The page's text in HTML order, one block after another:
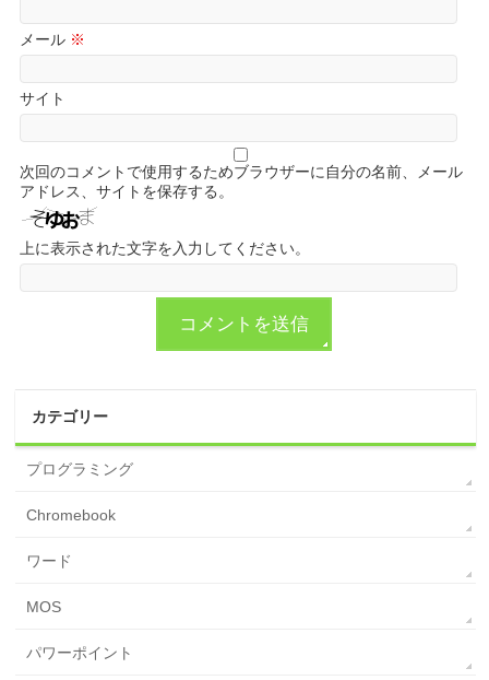
メール ※
サイト
次回のコメントで使用するためブラウザーに自分の名前、メール
アドレス、サイトを保存する。
上に表示された文字を入力してください。
カテゴリー
プログラミング
Chromebook
ワード
MOS
パワーポイント